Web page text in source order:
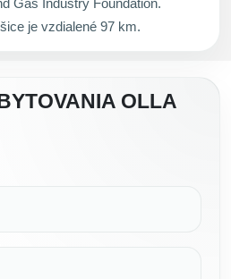
Gas Industry Foundation.
je vzdialené 97 km.
OLLA